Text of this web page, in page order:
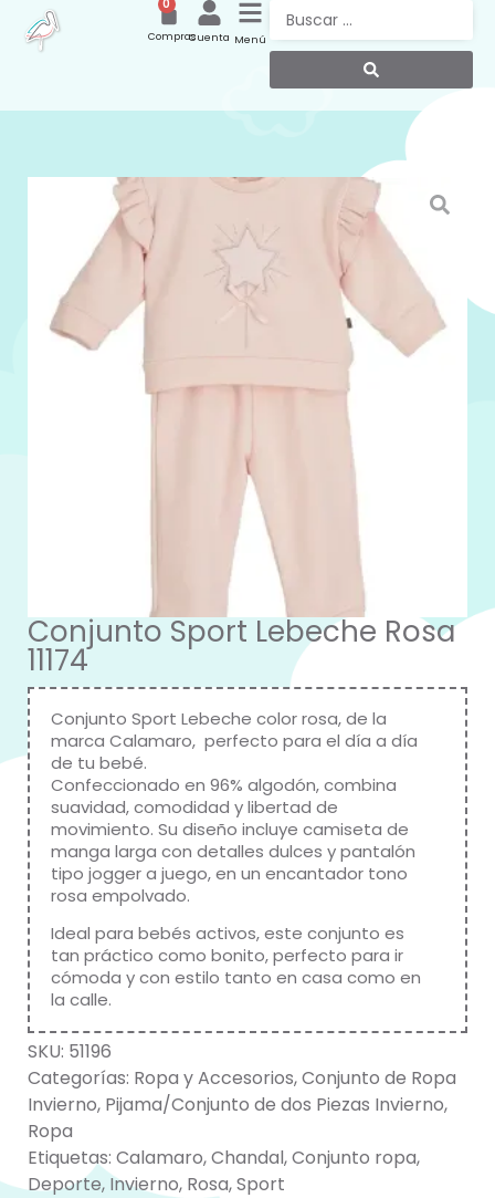
Menú
Cuenta
0
Compras
Conjunto Sport Lebeche Rosa
11174
Conjunto Sport Lebeche color rosa, de la
marca Calamaro, perfecto para el día a día
de tu bebé.
Confeccionado en 96% algodón, combina
suavidad, comodidad y libertad de
movimiento. Su diseño incluye camiseta de
manga larga con detalles dulces y pantalón
tipo jogger a juego, en un encantador tono
rosa empolvado.
Ideal para bebés activos, este conjunto es
tan práctico como bonito, perfecto para ir
cómoda y con estilo tanto en casa como en
la calle.
SKU: 51196
Categorías: Ropa y Accesorios,Conjunto de Ropa
Invierno, Pijama/Conjunto de dos Piezas Invierno,
Ropa
Etiquetas: Calamaro,Chandal,Conjunto ropa,
Deporte, Invierno, Rosa,Sport